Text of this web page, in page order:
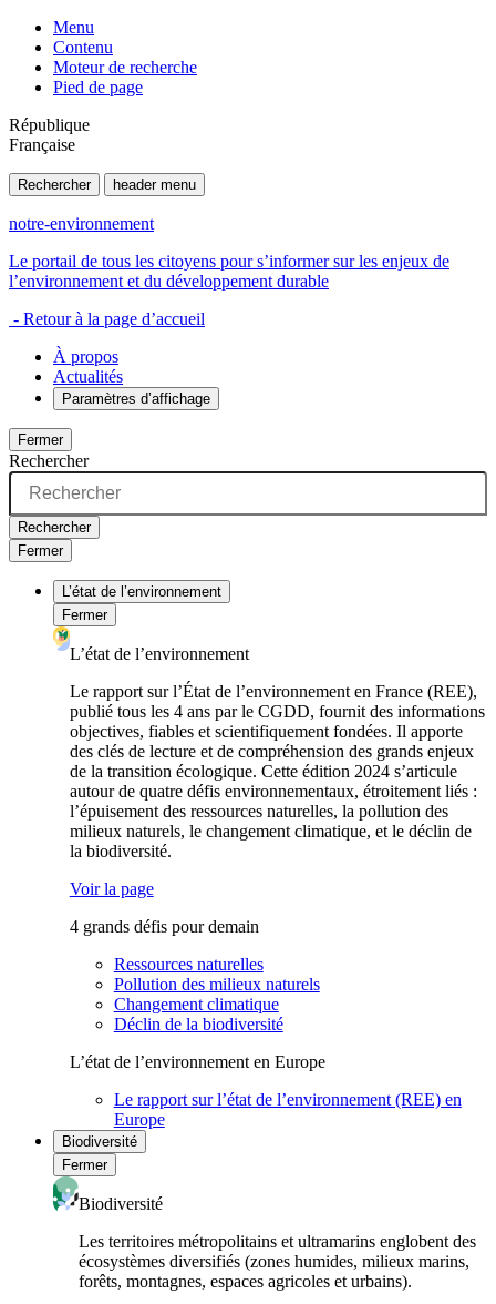
Menu
Contenu
Moteur de recherche
Pied de page
République
Française
Rechercher header menu
notre-environnement
Le portail de tous les citoyens pour s’informer sur les enjeux de
l’environnement et du développement durable
- Retour à la page d’accueil
À propos
Actualités
Paramètres d’affichage
Fermer
Rechercher
Rechercher
Fermer
L’état de l’environnement
Fermer
L’état de l’environnement
Le rapport sur l’État de l’environnement en France (REE),
publié tous les 4 ans par le CGDD, fournit des informations
objectives, fiables et scientifiquement fondées. Il apporte
des clés de lecture et de compréhension des grands enjeux
de la transition écologique. Cette édition 2024 s’articule
autour de quatre défis environnementaux, étroitement liés :
l’épuisement des ressources naturelles, la pollution des
milieux naturels, le changement climatique, et le déclin de
la biodiversité.
Voir la page
4 grands défis pour demain
Ressources naturelles
Pollution des milieux naturels
Changement climatique
Déclin de la biodiversité
L’état de l’environnement en Europe
Le rapport sur l’état de l’environnement (REE) en
Europe
Biodiversité
Fermer
Biodiversité
Les territoires métropolitains et ultramarins englobent des
écosystèmes diversifiés (zones humides, milieux marins,
forêts, montagnes, espaces agricoles et urbains).